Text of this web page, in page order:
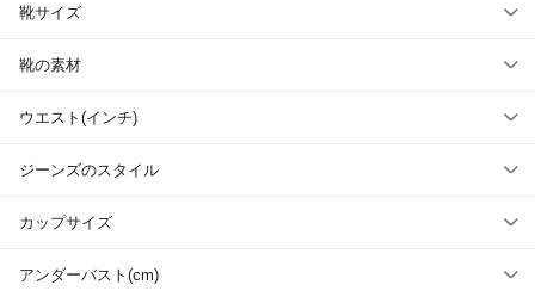
靴サイズ
靴の素材
ウエスト(インチ)
ジーンズのスタイル
カップサイズ
アンダーバスト(cm)